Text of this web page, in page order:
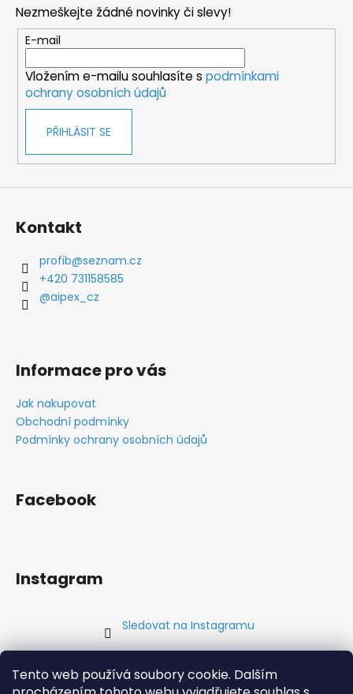
Tento web používá soubory cookie. Dalším
Nezmeškejte žádné novinky či slevy!
E-mail
Vložením e-mailu souhlasíte s podmínkami
ochrany osobních údajů
PŘIHLÁSIT SE
Kontakt
profib@seznam.cz
+420 731158585
@aipex_cz
Informace pro vás
Jak nakupovat
Obchodní podmínky
Podmínky ochrany osobních údajů
Facebook
Instagram
Sledovat na Instagramu
Přijímáme online platby